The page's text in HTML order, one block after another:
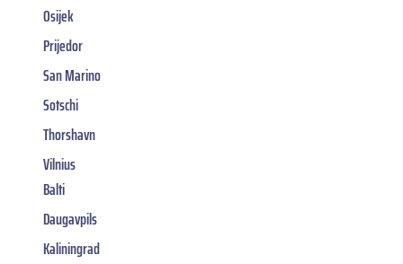
Osijek
Prijedor
San Marino
Sotschi
Thorshavn
Vilnius
Balti
Daugavpils
Kaliningrad